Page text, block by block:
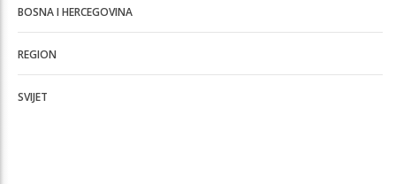
BOSNA I HERCEGOVINA
REGION
SVIJET